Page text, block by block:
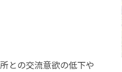
との交流意欲の低下や